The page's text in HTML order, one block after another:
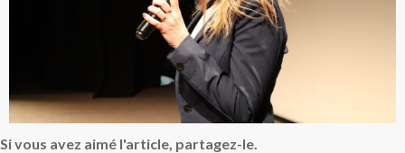
Si vous avez aimé l'article, partagez-le.